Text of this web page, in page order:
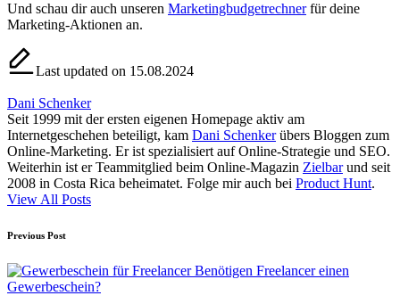
Und schau dir auch unseren Marketingbudgetrechnerfür deine
Marketing-Aktionen an.
Last updated on 15.08.2024
Dani Schenker
Seit 1999 mit der ersten eigenen Homepage aktiv am
Internetgeschehen beteiligt, kam Dani Schenkerübers Bloggen zum
Online-Marketing. Er ist spezialisiert auf Online-Strategie und SEO.
Weiterhin ist er Teammitglied beim Online-Magazin Zielbarund seit
2008 in Costa Rica beheimatet. Folge mir auch bei Product Hunt.
View All Posts
Post
navigation
Previous Post
Benötigen Freelancer einen
Gewerbeschein?